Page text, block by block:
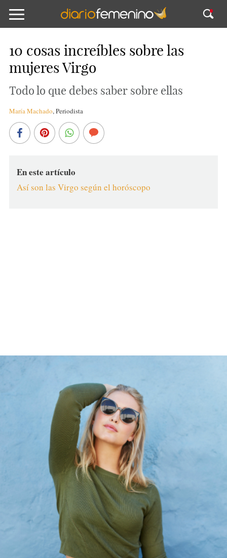
10 cosas increíbles sobre las
mujeres Virgo
Todo lo que debes saber sobre ellas
María Machado,Periodista
En este artículo
Así son las Virgo según el horóscopo